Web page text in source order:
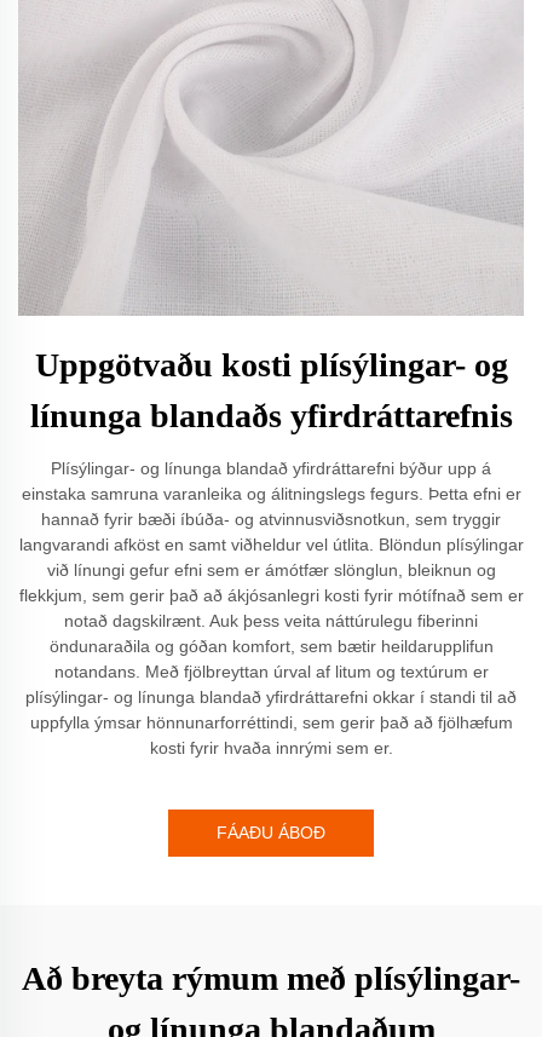
Uppgötvaðu kosti plísýlingar- og
línunga blandaðs yfirdráttarefnis
Plísýlingar- og línunga blandað yfirdráttarefni býður upp á
einstaka samruna varanleika og álitningslegs fegurs. Þetta efni er
hannað fyrir bæði íbúða- og atvinnusviðsnotkun, sem tryggir
langvarandi afköst en samt viðheldur vel útlita. Blöndun plísýlingar
við línungi gefur efni sem er ámótfær slönglun, bleiknun og
flekkjum, sem gerir það að ákjósanlegri kosti fyrir mótífnað sem er
notað dagskilrænt. Auk þess veita náttúrulegu fiberinni
öndunaraðila og góðan komfort, sem bætir heildarupplifun
notandans. Með fjölbreyttan úrval af litum og textúrum er
plísýlingar- og línunga blandað yfirdráttarefni okkar í standi til að
uppfylla ýmsar hönnunarforréttindi, sem gerir það að fjölhæfum
kosti fyrir hvaða innrými sem er.
FÁAÐU ÁBOÐ
Að breyta rýmum með plísýlingar-
og línunga blandaðum